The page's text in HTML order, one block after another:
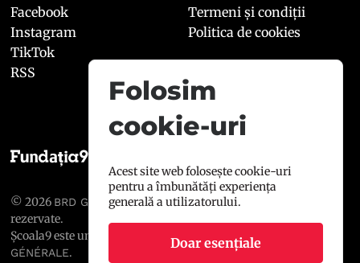
Facebook
Instagram
TikTok
RSS
Termeni și condiții
Politica de cookies
© 2026 BRD GROUPE SOCIÉTÉ GÉNÉRALE
rezervate.
Școala9 este un proiect susținut de
BRD GROUPE SOCIÉTÉ
GÉNÉRALE.
Folosim
cookie-uri
Acest site web folosește cookie-uri
pentru a îmbunătăți experiența
generală a utilizatorului.
Doar esențiale